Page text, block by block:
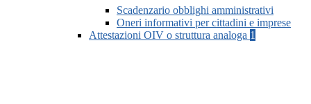
Scadenzario obblighi amministrativi
Oneri informativi per cittadini e imprese
Attestazioni OIV o struttura analoga 1